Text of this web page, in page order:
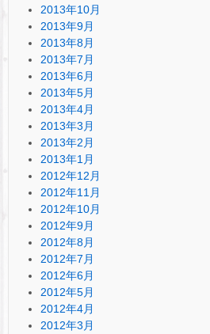
2013年10月
2013年9月
2013年8月
2013年7月
2013年6月
2013年5月
2013年4月
2013年3月
2013年2月
2013年1月
2012年12月
2012年11月
2012年10月
2012年9月
2012年8月
2012年7月
2012年6月
2012年5月
2012年4月
2012年3月